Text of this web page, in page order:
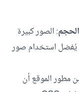
: الصور كبيرة
يُفضل استخدام صور
مطور الموقع أن